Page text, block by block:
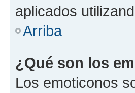
aplicados
Arriba
¿Qué son los
Los emoticonos